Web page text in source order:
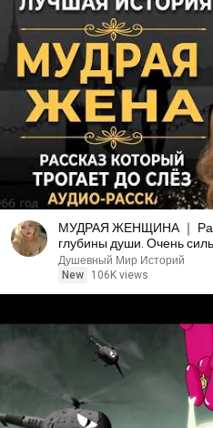
МУДРАЯ ЖЕНЩИНА ｜
глубины души. Очень
Душевный Мир Историй
New
106K views